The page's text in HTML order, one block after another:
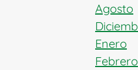
Agosto
Enero
Febrero